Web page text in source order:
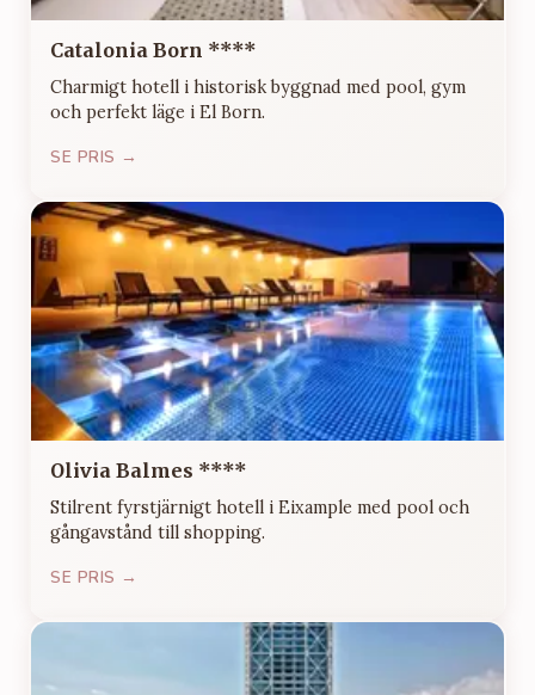
Catalonia Born ****
Charmigt hotell i historisk byggnad med pool, gym
och perfekt läge i El Born.
SE PRIS →
Olivia Balmes ****
Stilrent fyrstjärnigt hotell i Eixample med pool och
gångavstånd till shopping.
SE PRIS →